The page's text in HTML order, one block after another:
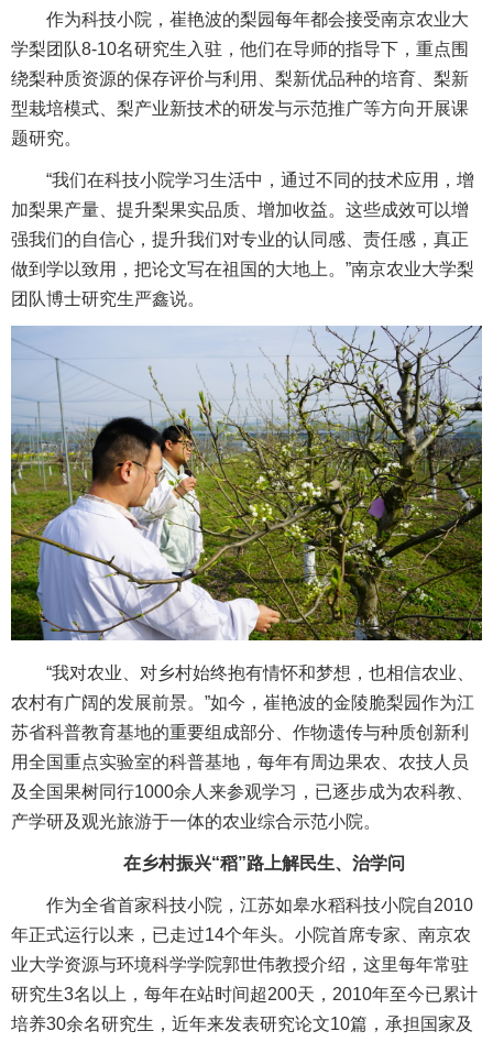
作为科技小院，崔艳波的梨园每年都会接受南京农业大
学梨团队8-10名研究生入驻，他们在导师的指导下，重点围
绕梨种质资源的保存评价与利用、梨新优品种的培育、梨新
型栽培模式、梨产业新技术的研发与示范推广等方向开展课
题研究。
“我们在科技小院学习生活中，通过不同的技术应用，增
加梨果产量、提升梨果实品质、增加收益。这些成效可以增
强我们的自信心，提升我们对专业的认同感、责任感，真正
做到学以致用，把论文写在祖国的大地上。”南京农业大学梨
团队博士研究生严鑫说。
“我对农业、对乡村始终抱有情怀和梦想，也相信农业、
农村有广阔的发展前景。”如今，崔艳波的金陵脆梨园作为江
苏省科普教育基地的重要组成部分、作物遗传与种质创新利
用全国重点实验室的科普基地，每年有周边果农、农技人员
及全国果树同行1000余人来参观学习，已逐步成为农科教、
产学研及观光旅游于一体的农业综合示范小院。
在乡村振兴“稻”路上解民生、治学问
作为全省首家科技小院，江苏如皋水稻科技小院自2010
年正式运行以来，已走过14个年头。小院首席专家、南京农
业大学资源与环境科学学院郭世伟教授介绍，这里每年常驻
研究生3名以上，每年在站时间超200天，2010年至今已累计
培养30余名研究生，近年来发表研究论文10篇，承担国家及